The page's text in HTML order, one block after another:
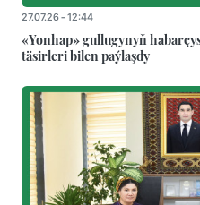
27.07.26 - 12:44
«Yonhap» gullugynyň
täsirleri bilen paýlaşdy